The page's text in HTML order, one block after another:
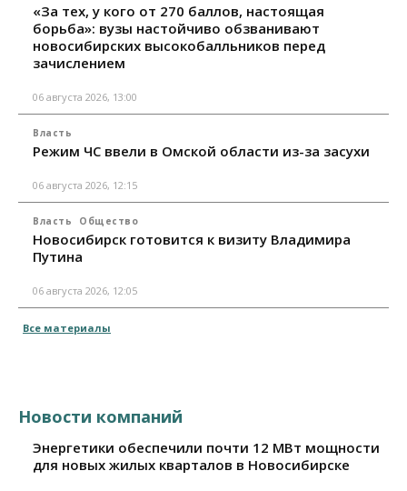
«За тех, у кого от 270 баллов, настоящая
борьба»: вузы настойчиво обзванивают
новосибирских высокобалльников перед
зачислением
06 августа 2026, 13:00
Власть
Режим ЧС ввели в Омской области из-за засухи
06 августа 2026, 12:15
Власть Общество
Новосибирск готовится к визиту Владимира
Путина
06 августа 2026, 12:05
Все материалы
Новости компаний
Энергетики обеспечили почти 12 МВт мощности
для новых жилых кварталов в Новосибирске